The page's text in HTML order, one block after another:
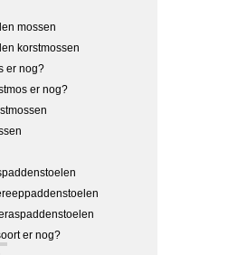
mossen
korstmossen
er nog?
er nog?
er nog?